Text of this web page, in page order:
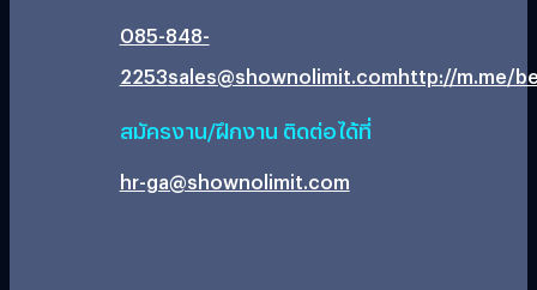
085-848-
2253sales@shownolimit.comhttp://m.me/
สมัครงาน/ฝึกงาน ติดต่อได้ที่
hr-ga@shownolimit.com